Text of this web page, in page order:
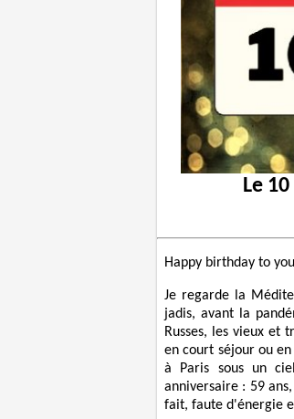
Le
Happy birthday to
Je regarde la
jadis, avant la
Russes, les vieux et
en court séjour ou
à Paris sous un
anniversaire : 59
fait, faute d'énergie